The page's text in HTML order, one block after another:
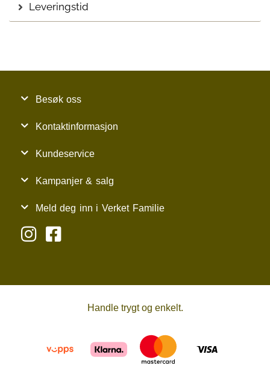
antall Leveringstid
Besøk oss
Kontaktinformasjon
Kundeservice
Kampanjer & salg
Meld deg inn i Verket Familie
Handle trygt og enkelt.